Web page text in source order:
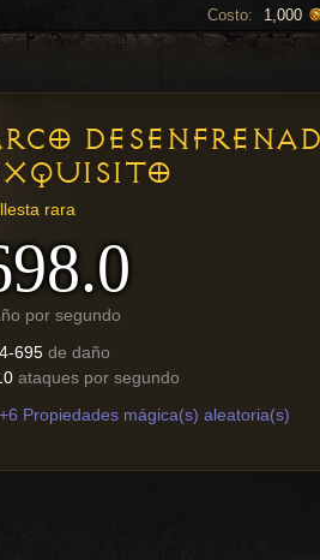
Costo: 1,000
rara
por segundo
695 de daño
ataques por segundo
+6 Propiedades mágica(s) aleatoria(s)